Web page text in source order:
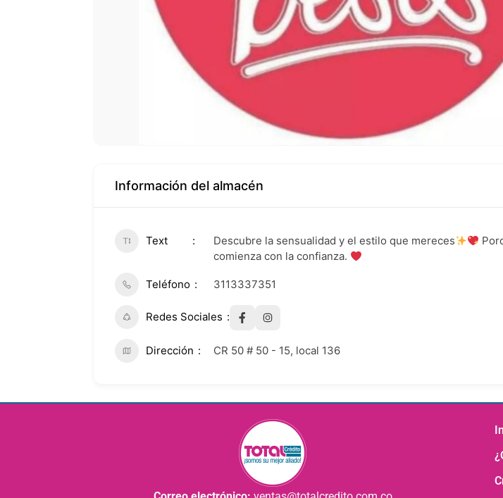
Información del almacén
Text Descubre la sensualidad y el estilo que mereces
comienza con la confianza.
Teléfono 3113337351
Redes Sociales
Dirección CR 50 # 50 - 15, local 136